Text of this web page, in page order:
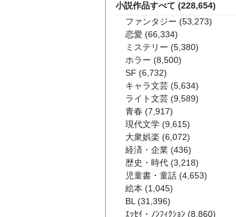
小説作品すべて (228,654)
ファンタジー (53,273)
恋愛 (66,334)
ミステリー (5,380)
ホラー (8,500)
SF (6,732)
キャラ文芸 (5,634)
ライト文芸 (9,589)
青春 (7,917)
現代文学 (9,615)
大衆娯楽 (6,072)
経済・企業 (436)
歴史・時代 (3,218)
児童書・童話 (4,653)
絵本 (1,045)
BL (31,396)
ｴｯｾｲ・ﾉﾝﾌｨｸｼｮﾝ (8,860)